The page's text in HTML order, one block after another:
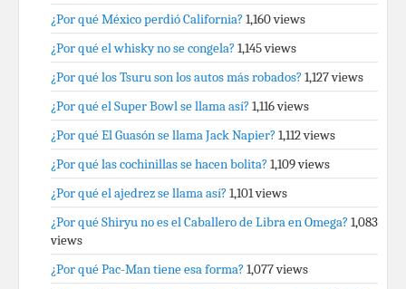
¿Por qué México perdió California? 1,160 views
¿Por qué el whisky no se congela? 1,145 views
¿Por qué los Tsuru son los autos más robados? 1,127 views
¿Por qué el Super Bowl se llama así? 1,116 views
¿Por qué El Guasón se llama Jack Napier? 1,112 views
¿Por qué las cochinillas se hacen bolita? 1,109 views
¿Por qué el ajedrez se llama así? 1,101 views
¿Por qué Shiryu no es el Caballero de Libra en Omega? 1,083
views
¿Por qué Pac-Man tiene esa forma? 1,077 views